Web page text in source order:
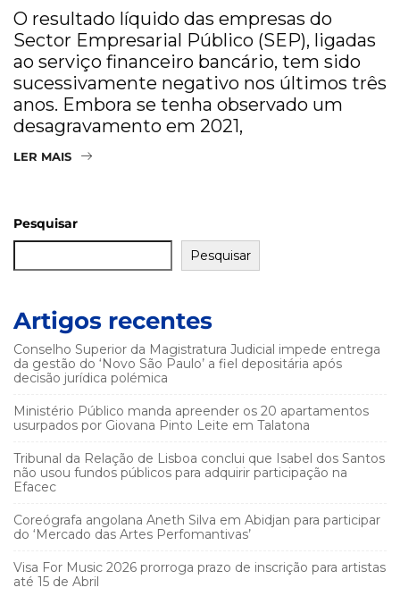
O resultado líquido das empresas do
Sector Empresarial Público (SEP), ligadas
ao serviço financeiro bancário, tem sido
sucessivamente negativo nos últimos três
anos. Embora se tenha observado um
desagravamento em 2021,
LER MAIS
Pesquisar
Pesquisar
Artigos recentes
Conselho Superior da Magistratura Judicial impede entrega
da gestão do ‘Novo São Paulo’ a fiel depositária após
decisão jurídica polémica
Ministério Público manda apreender os 20 apartamentos
usurpados por Giovana Pinto Leite em Talatona
Tribunal da Relação de Lisboa conclui que Isabel dos Santos
não usou fundos públicos para adquirir participação na
Efacec
Coreógrafa angolana Aneth Silva em Abidjan para participar
do ‘Mercado das Artes Perfomantivas’
Visa For Music 2026 prorroga prazo de inscrição para artistas
até 15 de Abril